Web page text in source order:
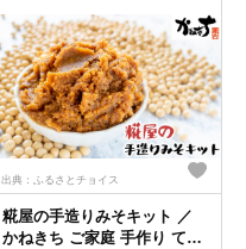
出典：ふるさとチョイス
糀屋の手造りみそキット ／
かねきち ご家庭 手作り てづ